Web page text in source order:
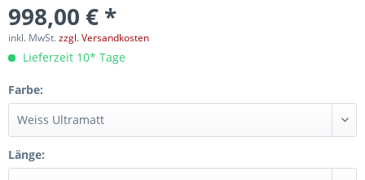
998,00 € *
inkl. MwSt.zzgl. Versandkosten
Lieferzeit 10* Tage
Farbe:
Länge: